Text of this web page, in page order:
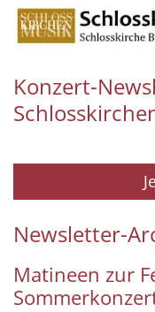
Zum Inhalt springen
Konzert-
Newsletter-
Matineen zur